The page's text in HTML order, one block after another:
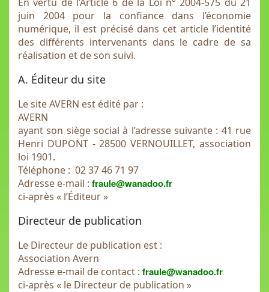
juin 2004 pour la confiance dans l’économie
numérique, il est précisé dans cet article l’identité
des différents intervenants dans le cadre de sa
réalisation et de son suivi.
A. Éditeur du site
Le site AVERN est édité par :
AVERN
ayant son siège social à l’adresse suivante : 41 rue
Henri DUPONT - 28500 VERNOUILLET, association
loi 1901.
Téléphone : 02 37 46 71 97
Adresse e-mail : fraule@wanadoo.fr
ci-après « l’Éditeur »
Directeur de publication
Le Directeur de publication est :
Association Avern
Adresse e-mail de contact : fraule@wanadoo.fr
ci-après « le Directeur de publication »